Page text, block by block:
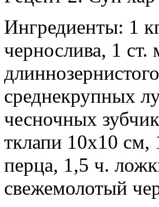
Ингредиенты: 1
чернослива, 1 ст.
среднекрупных
чесночных
тклапи 10х10 см,
перца, 1,5 ч.
свежемолотый